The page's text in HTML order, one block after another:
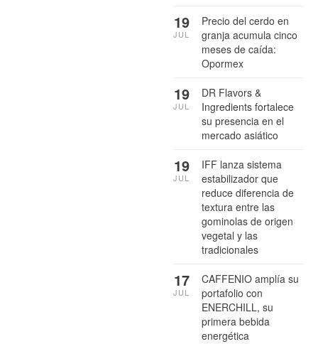
Precio del cerdo en
granja acumula cinco
meses de caída:
Opormex
19
JUL
DR Flavors &
Ingredients fortalece
su presencia en el
mercado asiático
19
JUL
IFF lanza sistema
estabilizador que
reduce diferencia de
textura entre las
gominolas de origen
vegetal y las
tradicionales
19
JUL
CAFFENIO amplía su
portafolio con
ENERCHILL, su
primera bebida
energética
17
JUL